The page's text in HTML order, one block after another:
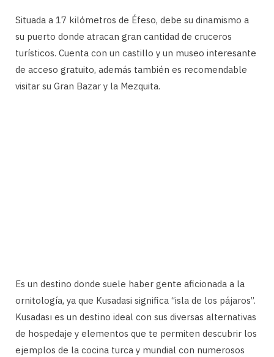
Situada a 17 kilómetros de Éfeso, debe su dinamismo a
su puerto donde atracan gran cantidad de cruceros
turísticos. Cuenta con un castillo y un museo interesante
de acceso gratuito, además también es recomendable
visitar su Gran Bazar y la Mezquita.
Es un destino donde suele haber gente aficionada a la
ornitología, ya que Kusadasi significa “isla de los pájaros”.
Kusadası es un destino ideal con sus diversas alternativas
de hospedaje y elementos que te permiten descubrir los
ejemplos de la cocina turca y mundial con numerosos